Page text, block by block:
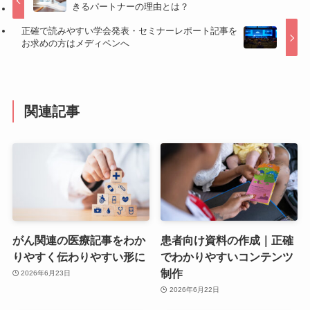
きるパートナーの理由とは？
正確で読みやすい学会発表・セミナーレポート記事を
お求めの方はメディペンへ
関連記事
がん関連の医療記事をわか
りやすく伝わりやすい形に
2026年6月23日
患者向け資料の作成｜正確
でわかりやすいコンテンツ
制作
2026年6月22日